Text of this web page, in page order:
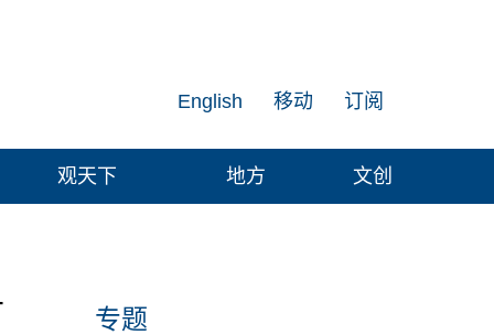
订阅
移动
English
观天下 地方 文创
专题